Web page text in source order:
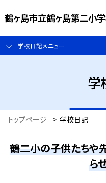
鶴ヶ島市立鶴ヶ島第二小
学校日記メニュー
学
トップページ > 学校日記
鶴二小の子供たちや
ら